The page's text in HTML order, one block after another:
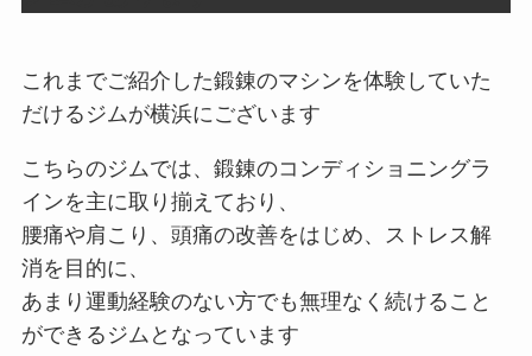
これまでご紹介した鍛錬のマシンを体験していた
だけるジムが横浜にございます
こちらのジムでは、鍛錬のコンディショニングラ
インを主に取り揃えており、
腰痛や肩こり、頭痛の改善をはじめ、ストレス解
消を目的に、
あまり運動経験のない方でも無理なく続けること
ができるジムとなっています